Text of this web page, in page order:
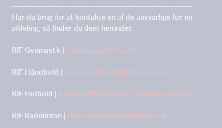
-------------------------------------------------------------
Har du brug for at kontakte en af de ansvarlige for en
afdeling, så finder du dem herunder.
RIF Gymnastik | rifgymnastik@live.dk
RIF Håndbold | formandrifhandball@gmail.com
RIF Fodbold | formandriffodbold@strif.onmicrosoft.com
RIF Badminton | rif.formand@rif-badminton.dk